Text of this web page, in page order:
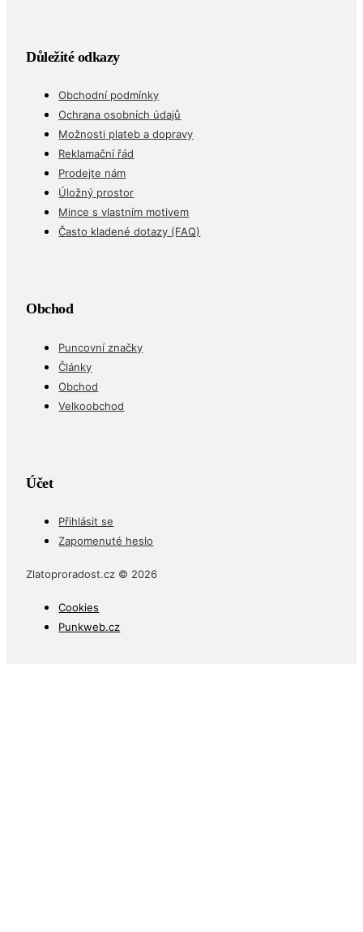
Důležité odkazy
Obchodní podmínky
Ochrana osobních údajů
Možnosti plateb a dopravy
Reklamační řád
Prodejte nám
Úložný prostor
Mince s vlastním motivem
Často kladené dotazy (FAQ)
Obchod
Puncovní značky
Články
Obchod
Velkoobchod
Účet
Přihlásit se
Zapomenuté heslo
Zlatoproradost.cz © 2026
Cookies
Punkweb.cz